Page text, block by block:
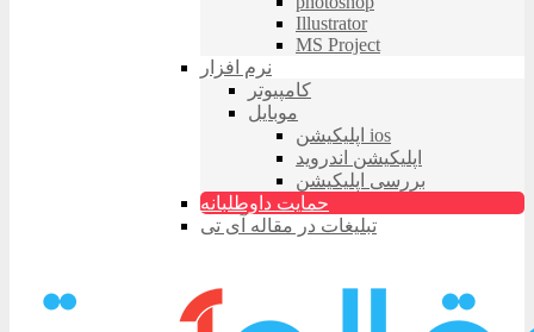
Illustrator
MS Project
نرم افزار
کامپیوتر
موبایل
اپلیکیشن ios
اپلیکیشن اندروید
بررسی اپلیکیشن
حمایت داوطلبانه
تبلیغات در مقاله آی تی